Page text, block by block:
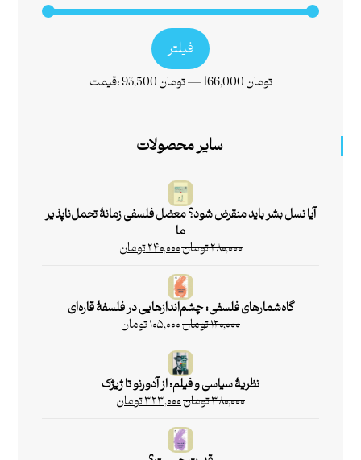
فیلتر
قیمت: 93,500 تومان— 166,000 تومان
سایر محصولات
آیا نسل بشر باید منقرض شود؟ معضل فلسفی زمانۀ تحمل‌ناپذیر
ما
۲۸۰,۰۰۰تومان۲۴۰,۰۰۰تومان
گاه‌شمارهای فلسفی: چشم‌اندازهایی در فلسفۀ قاره‌ای
۱۲۰,۰۰۰تومان۱۰۵,۰۰۰تومان
نظریۀ سیاسی و فیلم: از آدورنو تا ژیژک
۳۸۰,۰۰۰تومان۳۲۳,۰۰۰تومان